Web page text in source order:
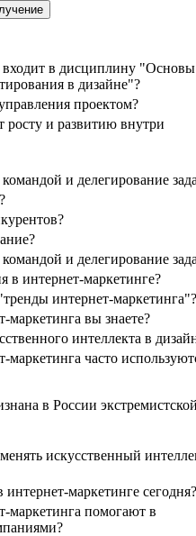
входит в дисциплину "Основы
в дизайне"?
проектом?
росту и развитию внутри
и делегирование
и делегирование
в интернет-маркетинге?
интернет-маркетинга"?
маркетинга вы знаете?
интеллекта в
часто
в России
искусственный
маркетинге сегодня?
маркетинга помогают в